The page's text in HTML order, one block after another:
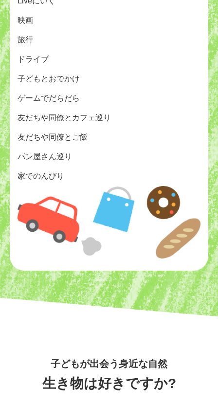
映画
旅行
ドライブ
子どもとおでかけ
ゲームでだらだら
友だちや同僚とカフェ巡り
友だちや同僚とご飯
パン屋さん巡り
家でのんびり
子どもが出会う身近な自然
生き物は好きですか?